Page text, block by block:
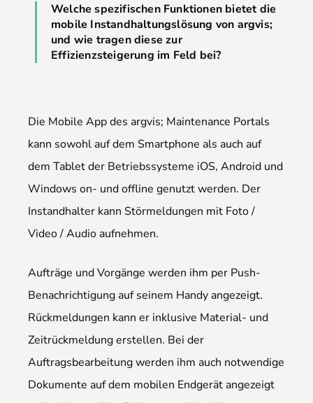
Welche spezifischen Funktionen bietet die
mobile Instandhaltungslösung von argvis;
und wie tragen diese zur
Effizienzsteigerung im Feld bei?
Die Mobile App des argvis; Maintenance Portals
kann sowohl auf dem Smartphone als auch auf
dem Tablet der Betriebssysteme iOS, Android und
Windows on- und offline genutzt werden. Der
Instandhalter kann Störmeldungen mit Foto /
Video / Audio aufnehmen.
Aufträge und Vorgänge werden ihm per Push-
Benachrichtigung auf seinem Handy angezeigt.
Rückmeldungen kann er inklusive Material- und
Zeitrückmeldung erstellen. Bei der
Auftragsbearbeitung werden ihm auch notwendige
Dokumente auf dem mobilen Endgerät angezeigt